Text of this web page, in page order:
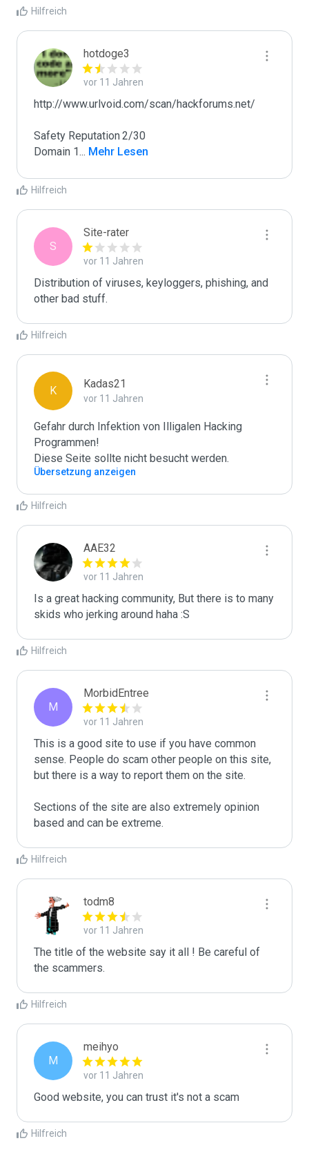
Hilfreich
hotdoge3
vor 11 Jahren
http://www.urlvoid.com/scan/hackforums.net/
Safety Reputation	2/30
Domain 1... Mehr Lesen
Hilfreich
S
Site-rater
vor 11 Jahren
Distribution of viruses, keyloggers, phishing, and
other bad stuff.
Hilfreich
K
Kadas21
vor 11 Jahren
Gefahr durch Infektion von Illigalen Hacking
Programmen!
Diese Seite sollte nicht besucht werden.
Übersetzung anzeigen
Hilfreich
AAE32
vor 11 Jahren
Is a great hacking community, But there is to many
skids who jerking around haha :S
Hilfreich
M
MorbidEntree
vor 11 Jahren
This is a good site to use if you have common
sense. People do scam other people on this site,
but there is a way to report them on the site.
Sections of the site are also extremely opinion
based and can be extreme.
Hilfreich
todm8
vor 11 Jahren
The title of the website say it all ! Be careful of
the scammers.
Hilfreich
M
meihyo
vor 11 Jahren
Good website, you can trust it's not a scam
Hilfreich